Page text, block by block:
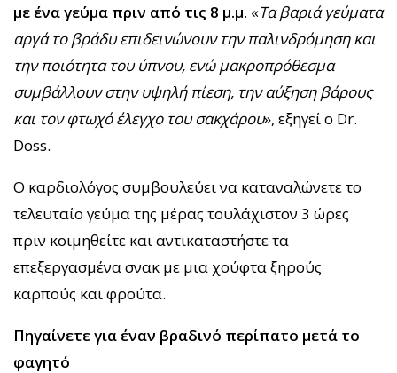
με ένα γεύμα πριν από τις 8 μ.μ. «Τα βαριά γεύματα
αργά το βράδυ επιδεινώνουν την παλινδρόμηση και
την ποιότητα του ύπνου, ενώ μακροπρόθεσμα
συμβάλλουν στην υψηλή πίεση, την αύξηση βάρους
και τον φτωχό έλεγχο του σακχάρου», εξηγεί ο Dr.
Doss.
Ο καρδιολόγος συμβουλεύει να καταναλώνετε το
τελευταίο γεύμα της μέρας τουλάχιστον 3 ώρες
πριν κοιμηθείτε και αντικαταστήστε τα
επεξεργασμένα σνακ με μια χούφτα ξηρούς
καρπούς και φρούτα.
Πηγαίνετε για έναν βραδινό περίπατο μετά το
φαγητό